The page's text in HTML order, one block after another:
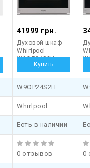
41999 грн.
Духовой шкаф
Whirlpool
W9OP24S2H
W9OP24S2H
Whirlpool
Есть в наличии
0 отзывов 0